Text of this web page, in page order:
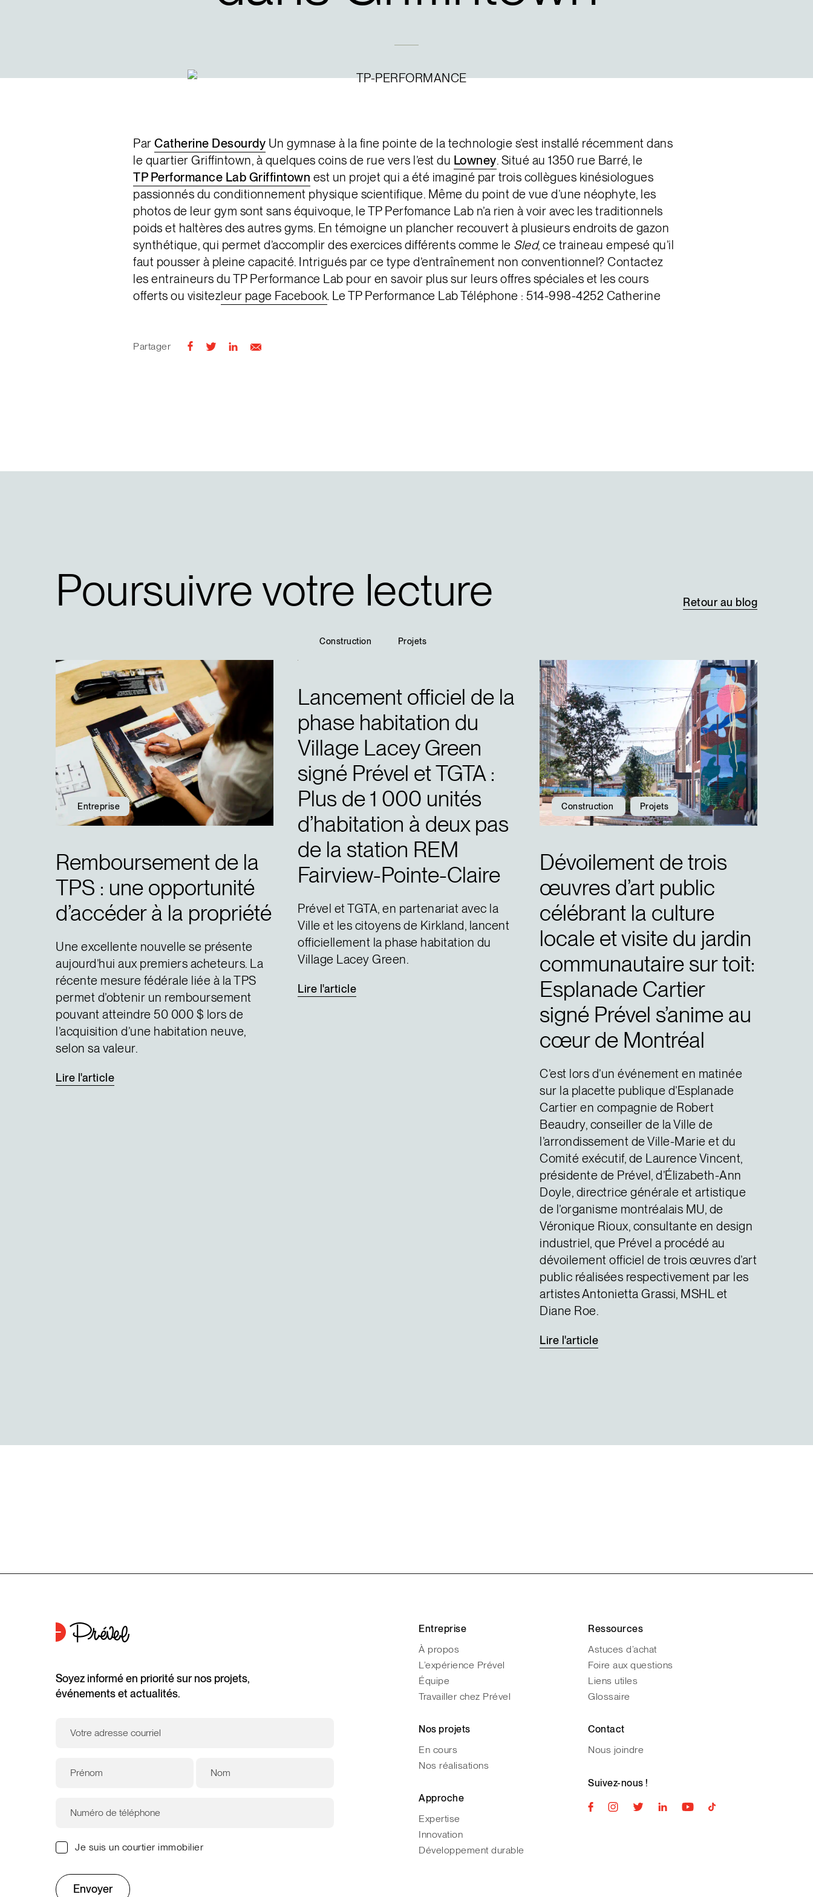
Par Catherine Desourdy Un gymnase à la fine pointe de la technologie s’est installé récemment dans
le quartier Griffintown, à quelques coins de rue vers l’est du Lowney. Situé au 1350 rue Barré, le
TP Performance Lab Griffintown est un projet qui a été imaginé par trois collègues kinésiologues
passionnés du conditionnement physique scientifique. Même du point de vue d’une néophyte, les
photos de leur gym sont sans équivoque, le TP Perfomance Lab n’a rien à voir avec les traditionnels
poids et haltères des autres gyms. En témoigne un plancher recouvert à plusieurs endroits de gazon
synthétique, qui permet d’accomplir des exercices différents comme le Sled, ce traineau empesé qu’il
faut pousser à pleine capacité. Intrigués par ce type d’entraînement non conventionnel? Contactez
les entraineurs du TP Performance Lab pour en savoir plus sur leurs offres spéciales et les cours
offerts ou visitezleur page Facebook. Le TP Performance Lab Téléphone : 514-998-4252 Catherine
Partager
Poursuivre votre lecture Retour au blog
Entreprise
Remboursement de la
TPS : une opportunité
d’accéder à la propriété
Une excellente nouvelle se présente
aujourd’hui aux premiers acheteurs. La
récente mesure fédérale liée à la TPS
permet d’obtenir un remboursement
pouvant atteindre 50 000 $ lors de
l’acquisition d’une habitation neuve,
selon sa valeur.
Lire l'article
Construction Projets
Lancement officiel de la
phase habitation du
Village Lacey Green
signé Prével et TGTA :
Plus de 1 000 unités
d’habitation à deux pas
de la station REM
Fairview-Pointe-Claire
Prével et TGTA, en partenariat avec la
Ville et les citoyens de Kirkland, lancent
officiellement la phase habitation du
Village Lacey Green.
Lire l'article
Construction Projets
Dévoilement de trois
œuvres d’art public
célébrant la culture
locale et visite du jardin
communautaire sur toit:
Esplanade Cartier
signé Prével s’anime au
cœur de Montréal
C’est lors d’un événement en matinée
sur la placette publique d’Esplanade
Cartier en compagnie de Robert
Beaudry, conseiller de la Ville de
l’arrondissement de Ville-Marie et du
Comité exécutif, de Laurence Vincent,
présidente de Prével, d’Élizabeth-Ann
Doyle, directrice générale et artistique
de l’organisme montréalais MU, de
Véronique Rioux, consultante en design
industriel, que Prével a procédé au
dévoilement officiel de trois œuvres d’art
public réalisées respectivement par les
artistes Antonietta Grassi, MSHL et
Diane Roe.
Lire l'article
Soyez informé en priorité sur nos projets,
événements et actualités.
Je suis un courtier immobilier
Envoyer
Entreprise
À propos
L’expérience Prével
Équipe
Travailler chez Prével
Nos projets
En cours
Nos réalisations
Approche
Expertise
Innovation
Développement durable
Ressources
Astuces d’achat
Foire aux questions
Liens utiles
Glossaire
Contact
Nous joindre
Suivez-nous !